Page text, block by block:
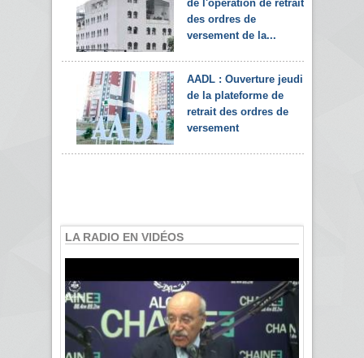
de l'opération de retrait
des ordres de
versement de la...
AADL : Ouverture jeudi
de la plateforme de
retrait des ordres de
versement
LA RADIO EN VIDÉOS